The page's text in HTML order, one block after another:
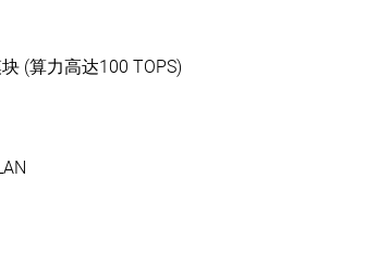
(算力高达100 TOPS)